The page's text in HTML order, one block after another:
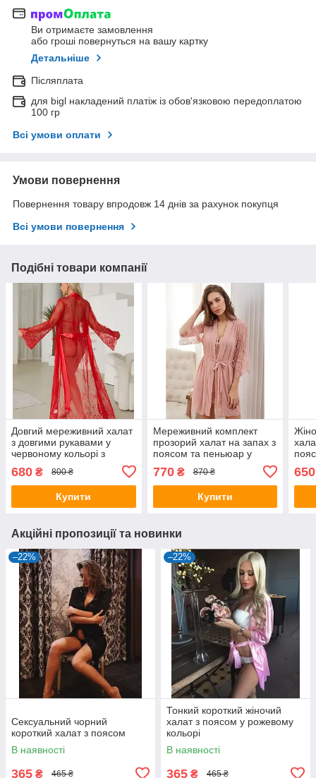
Ви отримаєте замовлення
або гроші повернуться на вашу картку
Детальніше
Післяплата
для bigl накладений платіж із обов'язковою передоплатою
100 гр
Всі умови оплати
Умови повернення
Повернення товару впродовж 14 днів за рахунок покупця
Всі умови повернення
Подібні товари компанії
Довгий мереживний халат
з довгими рукавами у
червоному кольорі з
680 ₴ 800 ₴
Купити
Мереживний комплект
прозорий халат на запах з
поясом та пеньюар у
770₴ 870 ₴
Купити
650
Акційні пропозиції та новинки
–22%
Сексуальний чорний
короткий халат з поясом
В наявності
365 ₴ 465 ₴
–22%
Тонкий короткий жіночий
халат з поясом у рожевому
кольорі
В наявності
365 ₴ 465 ₴